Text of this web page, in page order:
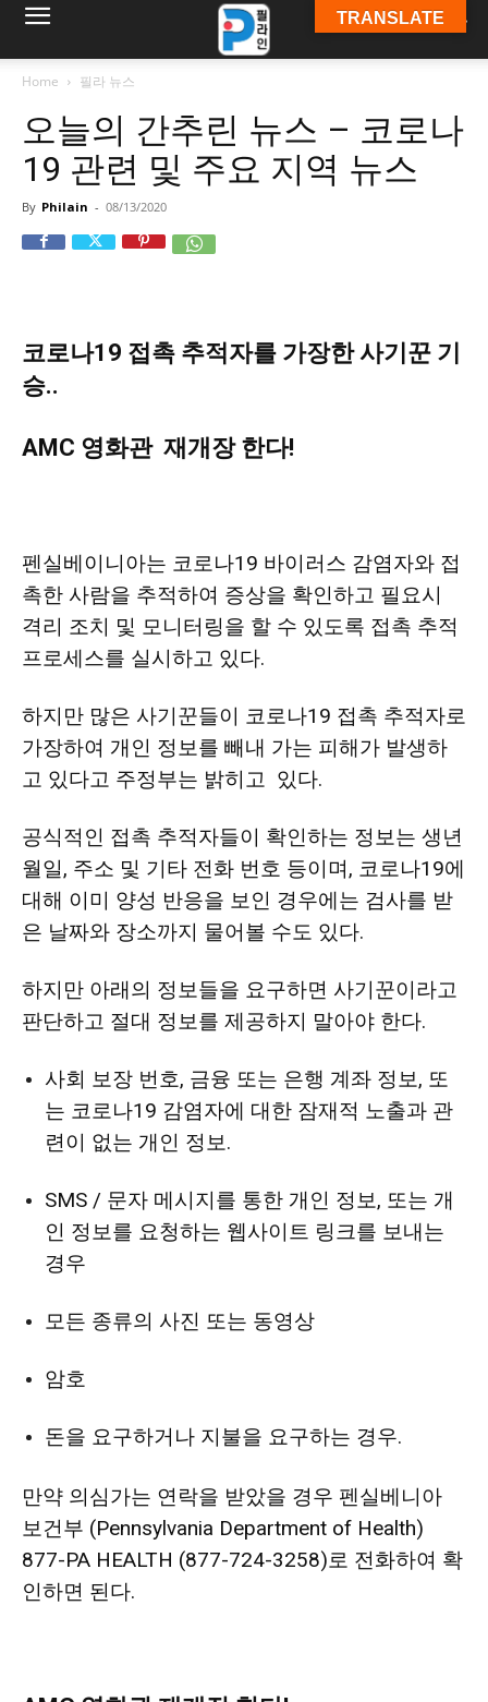
(PA/NJ/DE)
Home 필라 뉴스
오늘의 간추린 뉴스 – 코로나
19 관련 및 주요 지역 뉴스
By Philain - 08/13/2020
코로나19 접촉 추적자를 가장한 사기꾼 기
승..
AMC 영화관 재개장 한다!
펜실베이니아는 코로나19 바이러스 감염자와 접
촉한 사람을 추적하여 증상을 확인하고 필요시
격리 조치 및 모니터링을 할 수 있도록 접촉 추적
프로세스를 실시하고 있다.
하지만 많은 사기꾼들이 코로나19 접촉 추적자로
가장하여 개인 정보를 빼내 가는 피해가 발생하
고 있다고 주정부는 밝히고 있다.
공식적인 접촉 추적자들이 확인하는 정보는 생년
월일, 주소 및 기타 전화 번호 등이며, 코로나19에
대해 이미 양성 반응을 보인 경우에는 검사를 받
은 날짜와 장소까지 물어볼 수도 있다.
하지만 아래의 정보들을 요구하면 사기꾼이라고
판단하고 절대 정보를 제공하지 말아야 한다.
사회 보장 번호, 금융 또는 은행 계좌 정보, 또
는 코로나19 감염자에 대한 잠재적 노출과 관
련이 없는 개인 정보.
SMS / 문자 메시지를 통한 개인 정보, 또는 개
인 정보를 요청하는 웹사이트 링크를 보내는
경우
모든 종류의 사진 또는 동영상
암호
돈을 요구하거나 지불을 요구하는 경우.
만약 의심가는 연락을 받았을 경우 펜실베니아
보건부 (Pennsylvania Department of Health)
877-PA HEALTH (877-724-3258)로 전화하여 확
인하면 된다.
TRANSLATE